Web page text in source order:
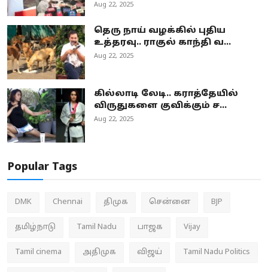
Aug 22, 2025
தெரு நாய் வழக்கில் புதிய
உத்தரவு.. ராகுல் காந்தி வ...
Aug 22, 2025
கில்லாடி லேடி.. கராத்தேயில்
விருதுகளை குவிக்கும் ச...
Aug 22, 2025
Popular Tags
DMK Chennai திமுக சென்னை BJP
தமிழ்நாடு Tamil Nadu பாஜக Vijay
Tamil cinema அதிமுக விஜய் Tamil Nadu Politics